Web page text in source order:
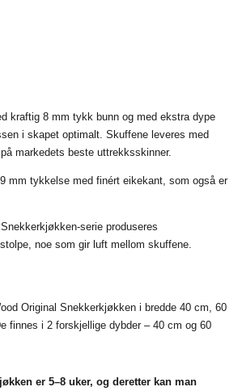
kraftig 8 mm tykk bunn og med ekstra dype
i skapet optimalt. Skuffene leveres med
markedets beste uttrekksskinner.
mm tykkelse med finért eikekant, som også er
serie produseres
noe som gir luft mellom skuffene.
Original Snekkerkjøkken i bredde 40 cm, 60
finnes i 2 forskjellige dybder – 40 cm og 60
er 5–8 uker, og deretter kan man